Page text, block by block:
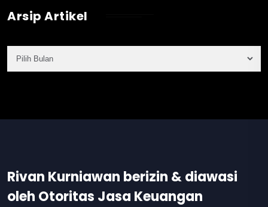
Arsip Artikel
Rivan Kurniawan berizin & diawasi
oleh Otoritas Jasa Keuangan